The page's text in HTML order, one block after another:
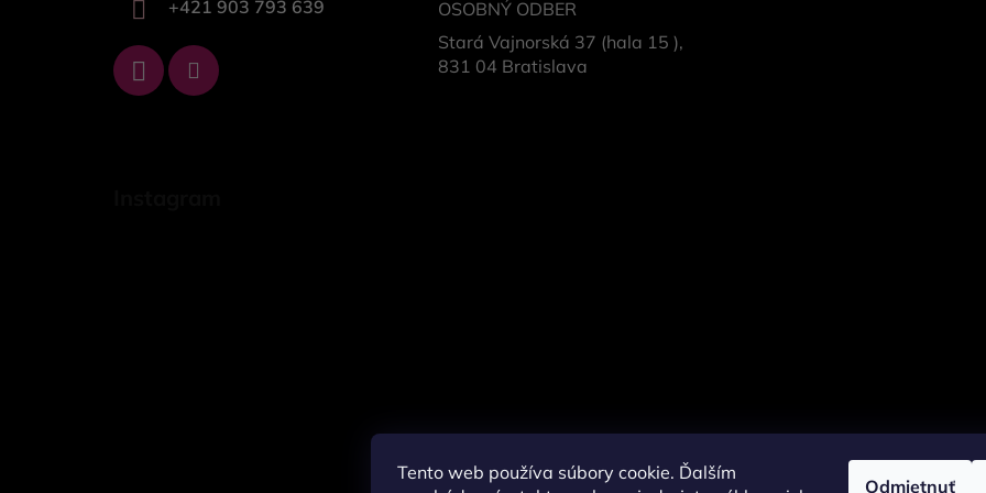
Tento web používa súbory cookie. Ďalším
Odmietnuť
+421 903 793 639
OSOBNÝ ODBER
Stará Vajnorská 37 (hala 15 ),
831 04 Bratislava